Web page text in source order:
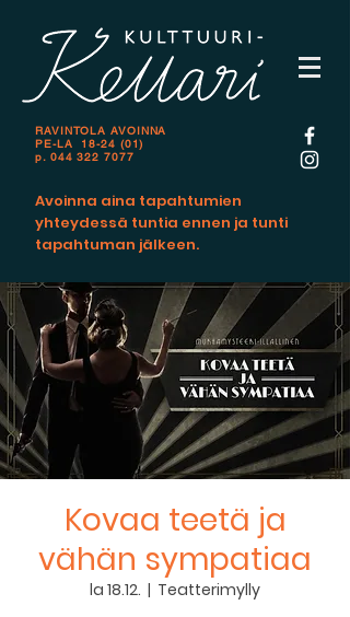
RAVINTOLA AVOINNA
PE-LA 18-24 (01)
p. 044 322 7077
Avoinna aina tapahtumien
yhteydessä tuntia ennen ja tunti
tapahtuman jälkeen.
Kovaa teetä ja
vähän sympatiaa
la 18.12.
  |
Teatterimylly